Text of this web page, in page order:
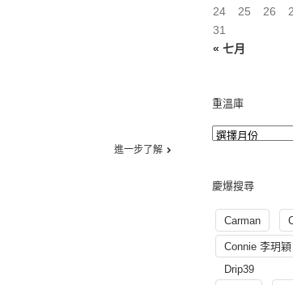
進一步了解
« 七月
24
25 26
31
重溫庫
慶爆搜尋
Carman
Connie 李玥
Drip39